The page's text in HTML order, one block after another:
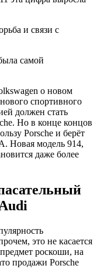
самой
о новом
спортивного
должен стать
Но в конце концов
Porsche и берёт
Новая модель 914,
даже более
это не касается
роскоши, на
продажи Porsche